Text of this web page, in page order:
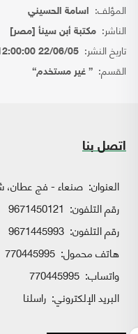
المؤلف: اسامة الحسيني
الناشر: مكتبة أبن سينأ [مصر]
تاريخ النشر: 22/06/05 12:00:00 AM
القسم: { غير مستخدم}
اتصل بنا
العنوان: صنعاء - فج عطان،
رقم التلفون: 9671450121
رقم التلفون: 9671445993
هاتف محمول: 770445995
واتساب:
البريد الإلكتروني: راسلنا